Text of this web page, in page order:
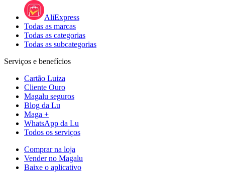
AliExpress
Todas as marcas
Todas as categorias
Todas as subcategorias
Serviços e benefícios
Cartão Luiza
Cliente Ouro
Magalu seguros
Blog da Lu
Maga +
WhatsApp da Lu
Todos os serviços
Comprar na loja
Vender no Magalu
Baixe o aplicativo